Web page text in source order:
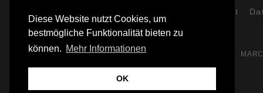
Diese Website nutzt Cookies, um
bestmögliche Funktionalität bieten zu
können. Mehr Informationen
OK
Kontakt